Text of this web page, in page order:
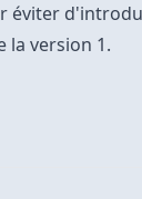
la version 1.